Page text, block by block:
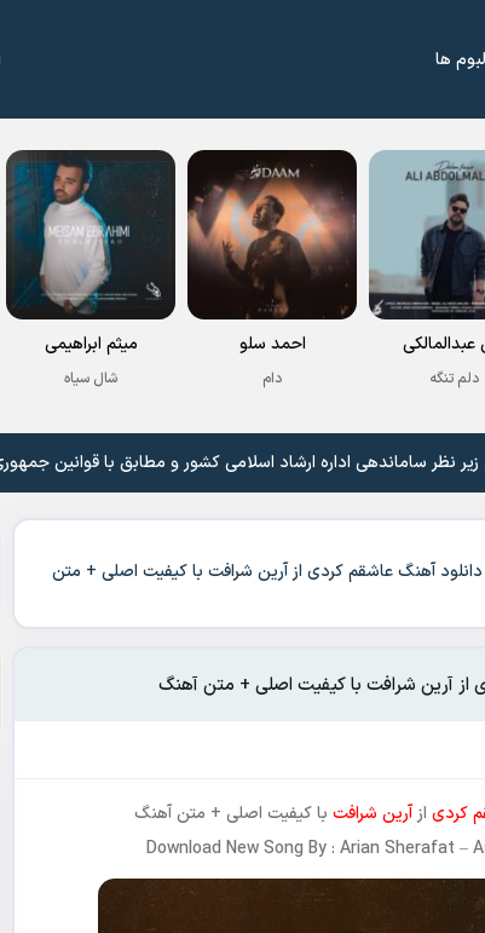
ها
عبدالمالکی
دلم تنگه
احمد سلو
دام
میثم ابراهیمی
شال سیاه
نظر ساماندهی اداره ارشاد اسلامی کشور و مطابق با قوانین
دانلود آهنگ عاشقم کردی از آرین شرافت با کیفیت اصلی + متن
از آرین شرافت با کیفیت اصلی + متن آهنگ
کردی ازآرین شرافت با کیفیت اصلی + متن آهنگ
Download New Song By : Arian Sherafat –